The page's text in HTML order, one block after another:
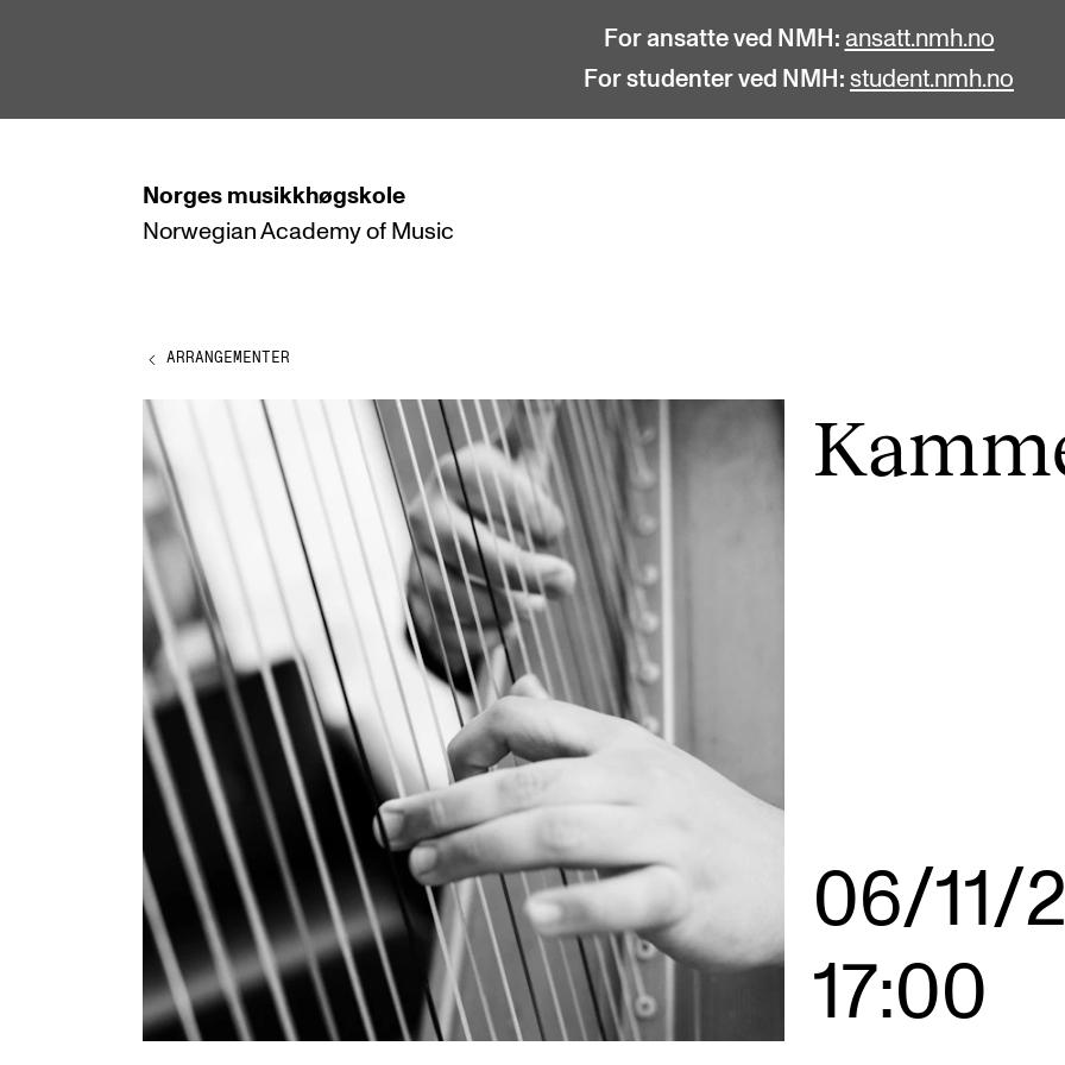
For ansatte ved NMH: ansatt.nmh.no
For studenter ved NMH: student.nmh.no
Norges musikkhøgskole
Norwegian Academy of Music
STUDIER
Bachelor
Master
Doktorgrad
Årsstudium og videreutdanning
Etterutdanning og kurs
Talentutvikling
Fagmiljøer
Salane våre
Studentutvalet SUT (student.nmh.no)
INTERNASJONALT
Utveksling
Internasjonal strategi
Samarbeidsprosjekter
Nettverk
IN.TUNE
AKTUELT
Arrangementer og konserter
Ledige stillinger
ARRANGEMENTER
06/11/
17:00